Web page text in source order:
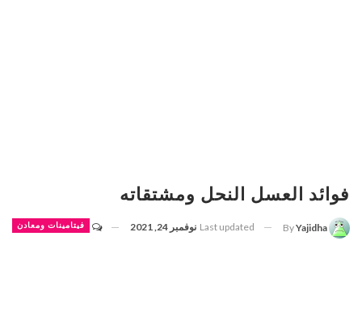
فوائد العسل النحل ومشتقاته
فيتامينات ومعادن ByYajidha
Last updated نوفمبر 24, 2021